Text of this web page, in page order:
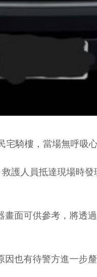
騎樓，當場無呼吸
護人員抵達現場時
面可供參考，將透
也有待警方進一步釐